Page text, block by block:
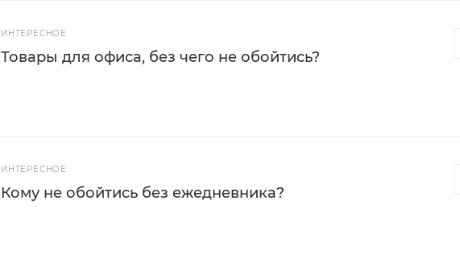
ИНТЕРЕСНОЕ
Товары для офиса, без чего не обойтись?
ИНТЕРЕСНОЕ
Кому не обойтись без ежедневника?